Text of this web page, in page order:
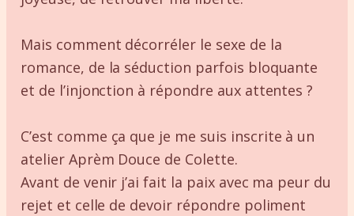
Mais comment décorréler le sexe de la
romance, de la séduction parfois bloquante
et de l’injonction à répondre aux attentes ?
C’est comme ça que je me suis inscrite à un
atelier Aprèm Douce de Colette.
Avant de venir j’ai fait la paix avec ma peur du
rejet et celle de devoir répondre poliment